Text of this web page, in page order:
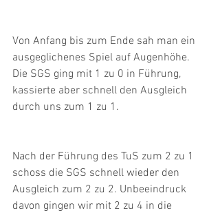
Von Anfang bis zum Ende sah man ein
ausgeglichenes Spiel auf Augenhöhe.
Die SGS ging mit 1 zu 0 in Führung,
kassierte aber schnell den Ausgleich
durch uns zum 1 zu 1.
Nach der Führung des TuS zum 2 zu 1
schoss die SGS schnell wieder den
Ausgleich zum 2 zu 2. Unbeeindruck
davon gingen wir mit 2 zu 4 in die